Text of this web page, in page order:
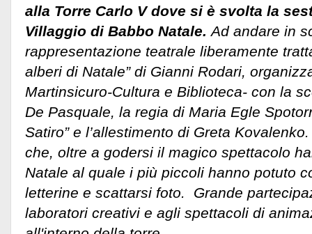
alla Torre Carlo V dove si è svolta la
Villaggio di Babbo Natale.Ad andare in
rappresentazione teatrale liberamente
alberi di Natale” di Gianni Rodari,
Martinsicuro-Cultura e Biblioteca- con la
De Pasquale, la regia di Maria Egle
Satiro” e l’allestimento di Greta
che, oltre a godersi il magico spettacolo
Natale al quale i più piccoli hanno potuto
letterine e scattarsi foto. Grande
laboratori creativi e agli spettacoli di